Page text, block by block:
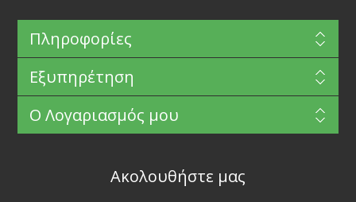
Πληροφορίες
Εξυπηρέτηση
Ο Λογαριασμός μου
Ακολουθήστε μας